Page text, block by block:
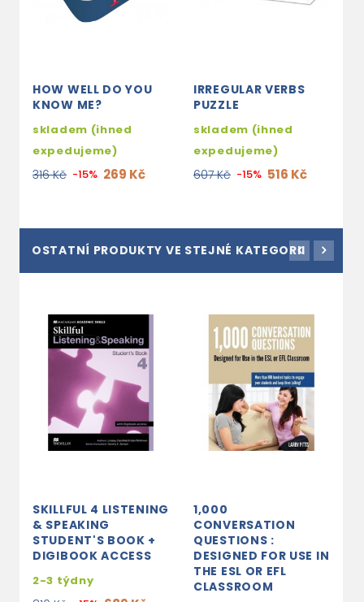
HOW WELL DO YOU
KNOW ME?
skladem (ihned
expedujeme)
316 Kč -15% 269 Kč
IRREGULAR VERBS
PUZZLE
skladem (ihned
expedujeme)
607 Kč -15% 516 Kč
OSTATNÍ PRODUKTY VE STEJNÉ KATEGORII
SKILLFUL 4 LISTENING
& SPEAKING
STUDENT'S BOOK +
DIGIBOOK ACCESS
2-3 týdny
1,000
CONVERSATION
QUESTIONS :
DESIGNED FOR USE IN
THE ESL OR EFL
CLASSROOM